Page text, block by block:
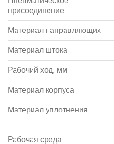
присоединение
Материал направляющих
Материал штока
Рабочий ход, мм
Материал корпуса
Материал уплотнения
Рабочая среда